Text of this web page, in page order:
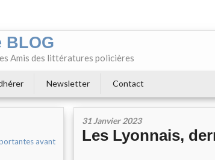
BLOG
Amis des littératures policières
Newsletter Contact
avant
31 Janvier 2023
Les Lyonnais,